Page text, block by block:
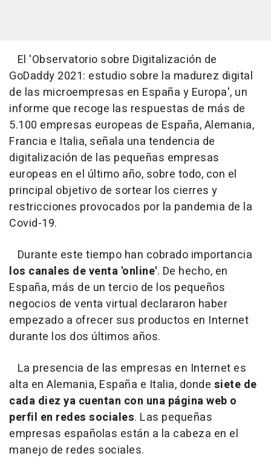
El 'Observatorio sobre Digitalización de
GoDaddy 2021: estudio sobre la madurez digital
de las microempresas en España y Europa', un
informe que recoge las respuestas de más de
5.100 empresas europeas de España, Alemania,
Francia e Italia, señala una tendencia de
digitalización de las pequeñas empresas
europeas en el último año, sobre todo, con el
principal objetivo de sortear los cierres y
restricciones provocados por la pandemia de la
Covid-19.
Durante este tiempo han cobrado importancia
los canales de venta 'online'. De hecho, en
España, más de un tercio de los pequeños
negocios de venta virtual declararon haber
empezado a ofrecer sus productos en Internet
durante los dos últimos años.
La presencia de las empresas en Internet es
alta en Alemania, España e Italia, donde siete de
cada diez ya cuentan con una página web o
perfil en redes sociales. Las pequeñas
empresas españolas están a la cabeza en el
manejo de redes sociales.